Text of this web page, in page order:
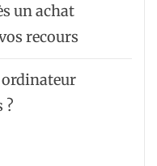
un achat
recours
?